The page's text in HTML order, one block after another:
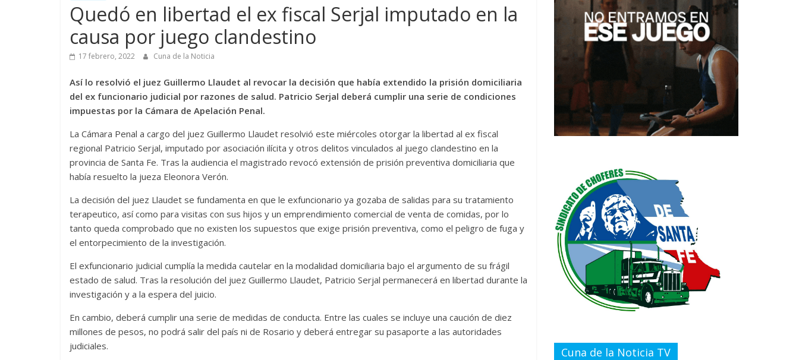
Quedó en libertad el ex fiscal Serjal imputado en la
causa por juego clandestino
17 febrero, 2022 Cuna de la Noticia
Así lo resolvió el juez Guillermo Llaudet al revocar la decisión que había extendido la prisión domiciliaria
del ex funcionario judicial por razones de salud. Patricio Serjal deberá cumplir una serie de condiciones
impuestas por la Cámara de Apelación Penal.
La Cámara Penal a cargo del juez Guillermo Llaudet resolvió este miércoles otorgar la libertad al ex fiscal
regional Patricio Serjal, imputado por asociación ilícita y otros delitos vinculados al juego clandestino en la
provincia de Santa Fe. Tras la audiencia el magistrado revocó extensión de prisión preventiva domiciliaria que
había resuelto la jueza Eleonora Verón.
La decisión del juez Llaudet se fundamenta en que le exfuncionario ya gozaba de salidas para su tratamiento
terapeutico, así como para visitas con sus hijos y un emprendimiento comercial de venta de comidas, por lo
tanto queda comprobado que no existen los supuestos que exige prisión preventiva, como el peligro de fuga y
el entorpecimiento de la investigación.
El exfuncionario judicial cumplía la medida cautelar en la modalidad domiciliaria bajo el argumento de su frágil
estado de salud. Tras la resolución del juez Guillermo Llaudet, Patricio Serjal permanecerá en libertad durante la
investigación y a la espera del juicio.
En cambio, deberá cumplir una serie de medidas de conducta. Entre las cuales se incluye una caución de diez
millones de pesos, no podrá salir del país ni de Rosario y deberá entregar su pasaporte a las autoridades
judiciales.
Cuna de la Noticia TV